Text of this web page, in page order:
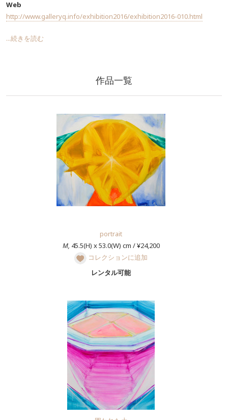
Web
http://www.galleryq.info/exhibition2016/exhibition2016-010.html
...続きを読む
作品一覧
portrait
M, 45.5(H) x 53.0(W) cm / ¥24,200
コレクションに追加
レンタル可能